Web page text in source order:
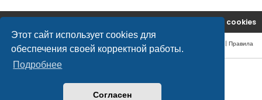
Этот сайт использует cookies для
обеспечения своей корректной работы.
Подробнее
Согласен
Удалить cookies
Конфиденциальность | Правила
© safetlaw.ru - охрана и безопасность, 2013-2026